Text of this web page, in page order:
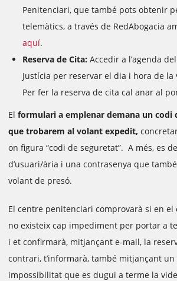
Penitenciari, que també pots obtenir
telemàtics, a través de RedAbogacia
aquí.
Reserva de Cita: Accedir a l’agenda
Justícia per reservar el dia i hora de la
Per fer la reserva de cita cal anar al
El formulari a emplenar demana un codi
que trobarem al volant expedit,
on figura “codi de seguretat”. A més, es
d’usuari/ària i una contrasenya que
volant de presó.
El centre penitenciari comprovarà si en
no existeix cap impediment per portar a
i et confirmarà, mitjançant e-mail, la
contrari, t’informarà, també mitjançant un
impossibilitat que es dugui a terme la